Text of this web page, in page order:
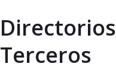
Directorios
Terceros